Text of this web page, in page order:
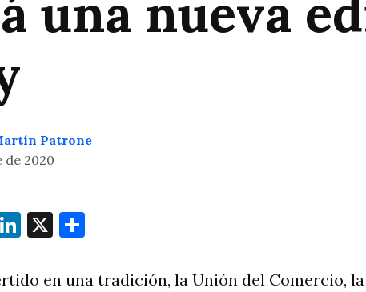
una nueva
Patrone
de 2020
LinkedIn
X
en una tradición, la Unión del Comercio,